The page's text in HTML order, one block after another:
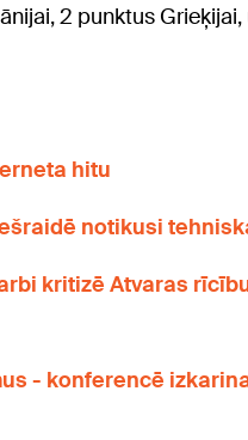
2 punktus Grieķijai,
hitu
notikusi
kritizē Atvaras
- konferencē